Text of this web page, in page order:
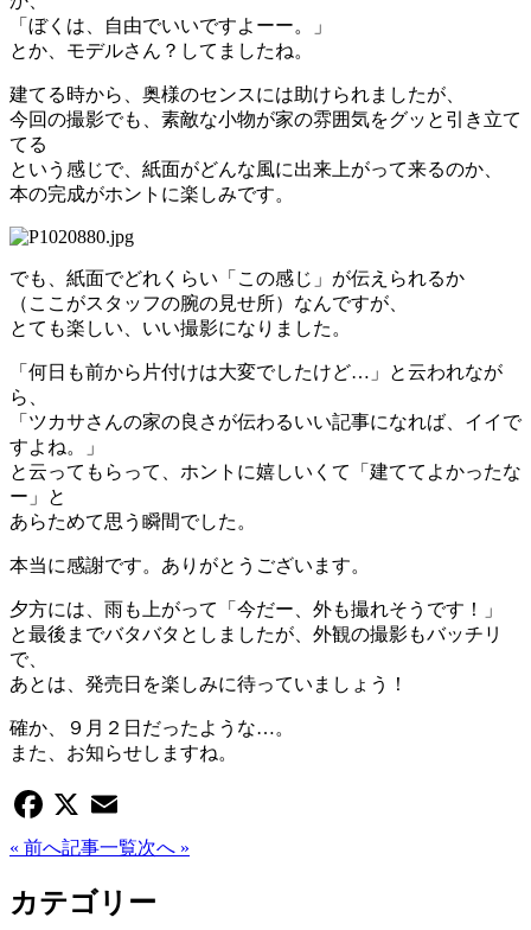
「ぼくは、自由でいいですよーー。」
とか、モデルさん？してましたね。
建てる時から、奥様のセンスには助けられましたが、
今回の撮影でも、素敵な小物が家の雰囲気をグッと引き立て
てる
という感じで、紙面がどんな風に出来上がって来るのか、
本の完成がホントに楽しみです。
でも、紙面でどれくらい「この感じ」が伝えられるか
（ここがスタッフの腕の見せ所）なんですが、
とても楽しい、いい撮影になりました。
「何日も前から片付けは大変でしたけど…」と云われなが
ら、
「ツカサさんの家の良さが伝わるいい記事になれば、イイで
すよね。」
と云ってもらって、ホントに嬉しいくて「建ててよかったな
ー」と
あらためて思う瞬間でした。
本当に感謝です。ありがとうございます。
夕方には、雨も上がって「今だー、外も撮れそうです！」
と最後までバタバタとしましたが、外観の撮影もバッチリ
で、
あとは、発売日を楽しみに待っていましょう！
確か、９月２日だったような…。
また、お知らせしますね。
Facebook
X Email
« 前へ記事一覧次へ »
カテゴリー